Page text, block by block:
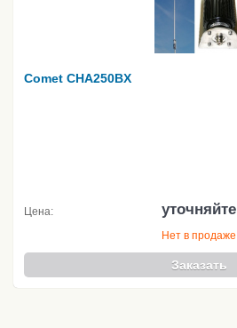
Comet CHA250BX
Цена: уточняйте
Нет в продаже
Заказать